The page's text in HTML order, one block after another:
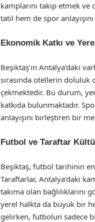
kamplarını takip etmek ve
tatil hem de spor
Ekonomik Katkı ve
Beşiktaş’ın Antalya’daki
sırasında otellerin
çekmektedir. Bu durum,
katkıda bulunmaktadır.
anlayışını birleştiren bir
Futbol ve Taraftar
Beşiktaş, futbol tarihinin
Taraftarlar, Antalya’daki
takıma olan
yerel halkta da büyük bir
gelirken, futbolun sadece